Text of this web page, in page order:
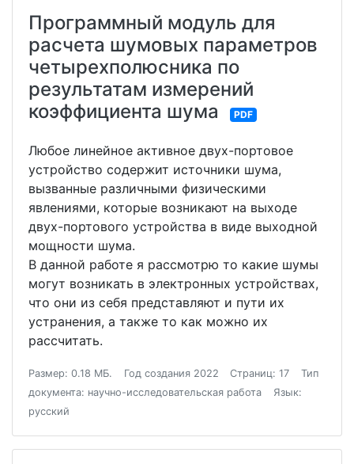
Программный модуль для
расчета шумовых параметров
четырехполюсника по
результатам измерений
коэффициента шума
PDF
Любое линейное активное двух-портовое
устройство содержит источники шума,
вызванные различными физическими
явлениями, которые возникают на выходе
двух-портового устройства в виде выходной
мощности шума.
В данной работе я рассмотрю то какие шумы
могут возникать в электронных устройствах,
что они из себя представляют и пути их
устранения, а также то как можно их
рассчитать.
Размер: 0.18 МБ. Год создания 2022 Страниц: 17
Тип
документа: научно-исследовательская работа
Язык:
русский